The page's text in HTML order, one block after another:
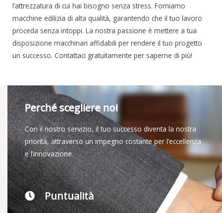
l’attrezzatura di cui hai bisogno senza stress. Forniamo
macchine edilizia di alta qualità, garantendo che il tuo lavoro
proceda senza intoppi. La nostra passione è mettere a tua
disposizione macchinari affidabili per rendere il tuo progetto
un successo. Contattaci gratuitamente per saperne di più!
Perché scegliere noi
Con il nostro servizio, il tuo successo diventa la nostra
priorità, attraverso un impegno costante per l’eccellenza
e l’innovazione.
Puntualità